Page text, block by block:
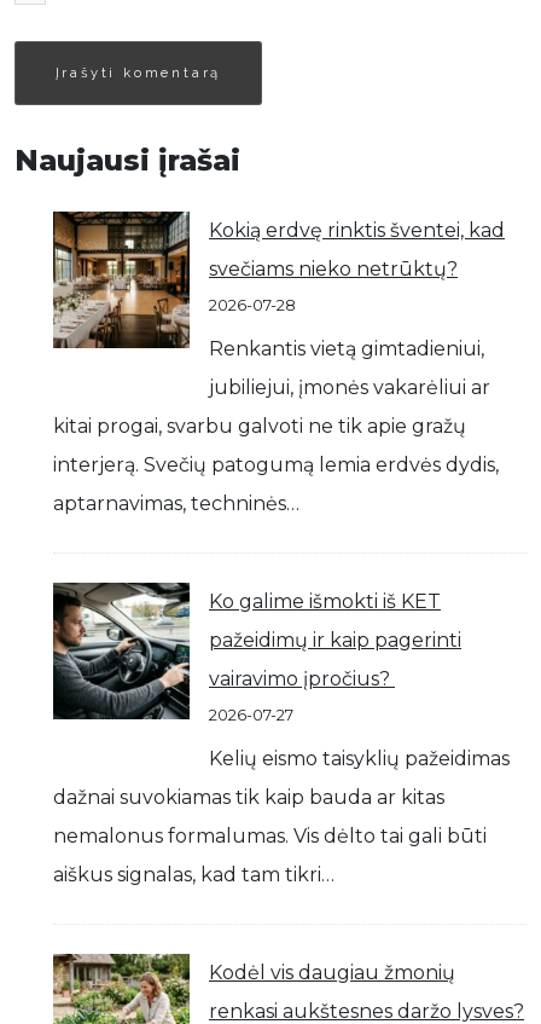
Naujausi įrašai
Kokią erdvę rinktis šventei, kad
svečiams nieko netrūktų?
2026-07-28
Renkantis vietą gimtadieniui,
jubiliejui, įmonės vakarėliui ar
kitai progai, svarbu galvoti ne tik apie gražų
interjerą. Svečių patogumą lemia erdvės dydis,
aptarnavimas, techninės…
Ko galime išmokti iš KET
pažeidimų ir kaip pagerinti
vairavimo įpročius?
2026-07-27
Kelių eismo taisyklių pažeidimas
dažnai suvokiamas tik kaip bauda ar kitas
nemalonus formalumas. Vis dėlto tai gali būti
aiškus signalas, kad tam tikri…
Kodėl vis daugiau žmonių
renkasi aukštesnes daržo lysves?